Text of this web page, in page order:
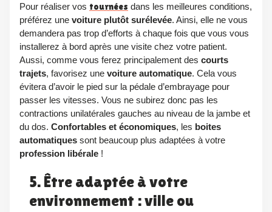
Pour réaliser vos tournées dans les meilleures conditions,
préférez une voiture plutôt surélevée. Ainsi, elle ne vous
demandera pas trop d’efforts à chaque fois que vous vous
installerez à bord après une visite chez votre patient.
Aussi, comme vous ferez principalement des courts
trajets, favorisez une voiture automatique. Cela vous
évitera d’avoir le pied sur la pédale d’embrayage pour
passer les vitesses. Vous ne subirez donc pas les
contractions unilatérales gauches au niveau de la jambe et
du dos. Confortables et économiques, les boites
automatiques sont beaucoup plus adaptées à votre
profession libérale !
5. Être adaptée à votre
environnement : ville ou